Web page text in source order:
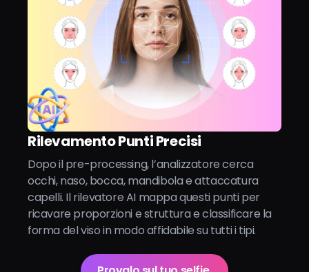
Rilevamento Punti Precisi
Dopo il pre-processing, l’analizzatore cerca
occhi, naso, bocca, mandibola e attaccatura
capelli. Il rilevatore AI mappa questi punti per
ricavare proporzioni e struttura e classificare la
forma del viso in modo affidabile su tutti i tipi.